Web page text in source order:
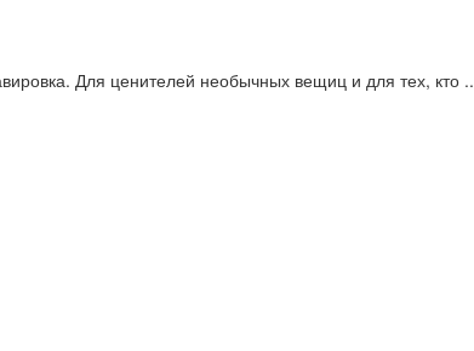
Для ценителей необычных вещиц и для тех, кто ..